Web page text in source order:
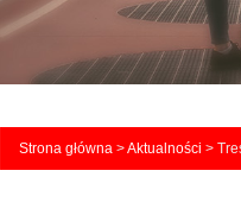
Strona główna >Aktualności >